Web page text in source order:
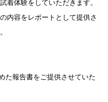
着体験をしていただきます。
内容をレポートとして提供さ
た報告書をご提供させていた